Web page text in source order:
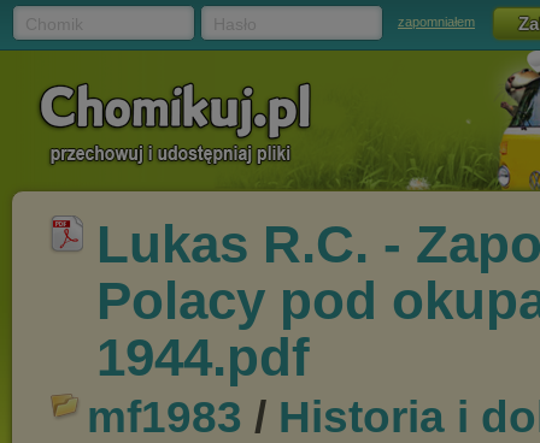
zapomniałem
Lukas R.C. -
Polacy pod
1944.pdf
mf1983 / Historia i